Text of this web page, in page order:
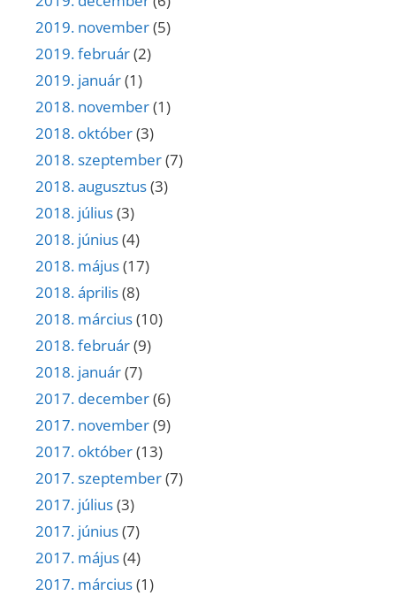
2019. november(5)
2019. február(2)
2019. január(1)
2018. november(1)
2018. október(3)
2018. szeptember(7)
2018. augusztus(3)
2018. július(3)
2018. június(4)
2018. május(17)
2018. április(8)
2018. március(10)
2018. február(9)
2018. január(7)
2017. december(6)
2017. november(9)
2017. október(13)
2017. szeptember(7)
2017. július(3)
2017. június(7)
2017. május(4)
2017. március(1)